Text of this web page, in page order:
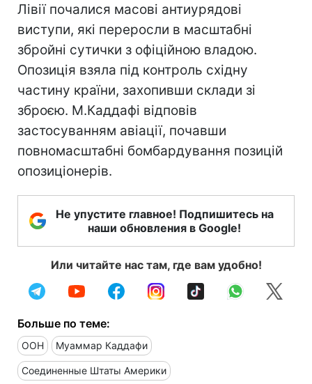
Лівії почалися масові антиурядові
виступи, які переросли в масштабні
збройні сутички з офіційною владою.
Опозиція взяла під контроль східну
частину країни, захопивши склади зі
зброєю. М.Каддафі відповів
застосуванням авіації, почавши
повномасштабні бомбардування позицій
опозиціонерів.
Не упустите главное! Подпишитесь на
наши обновления в Google!
Или читайте нас там, где вам удобно!
Больше по теме:
ООН Муаммар Каддафи
Соединенные Штаты Америки